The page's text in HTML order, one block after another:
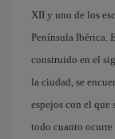
XII y uno de los
Península Ibérica.
construido en el
la ciudad, se
espejos con el que
todo cuanto ocurre